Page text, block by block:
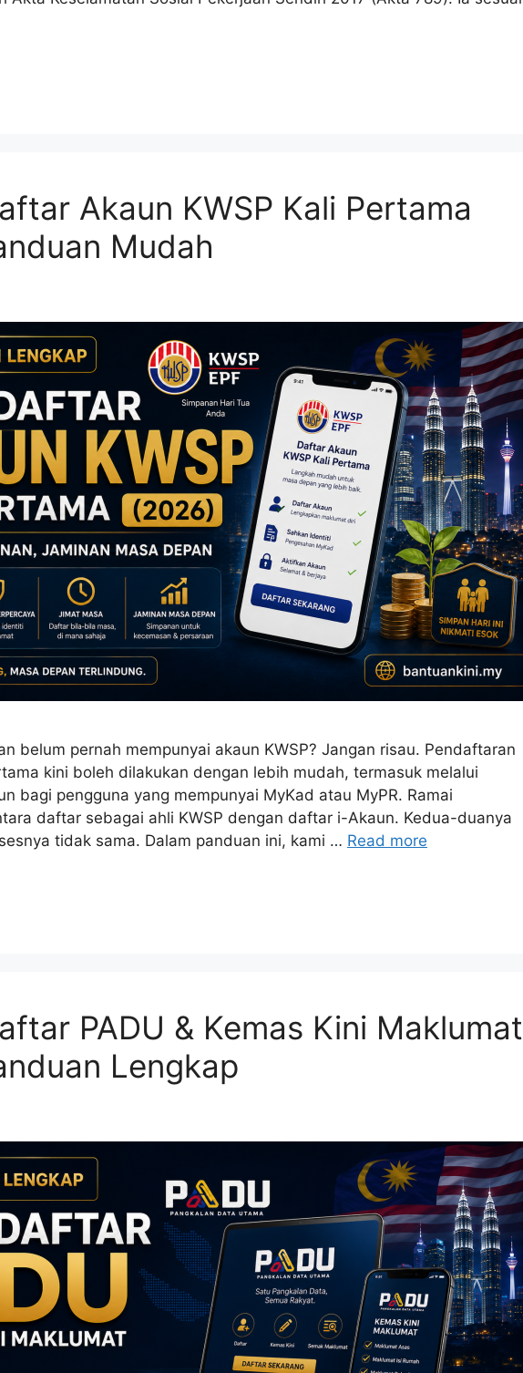
Akaun KWSP Kali Pertama
Mudah
belum pernah mempunyai akaun KWSP? Jangan risau. Pendaftaran
kini boleh dilakukan dengan lebih mudah, termasuk melalui
bagi pengguna yang mempunyai MyKad atau MyPR. Ramai
daftar sebagai ahli KWSP dengan daftar i-Akaun. Kedua-duanya
tidak sama. Dalam panduan ini, kami … Read more
PADU & Kemas Kini Maklumat
Lengkap